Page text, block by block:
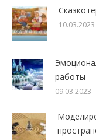
10.03.2023
работы
09.03.2023